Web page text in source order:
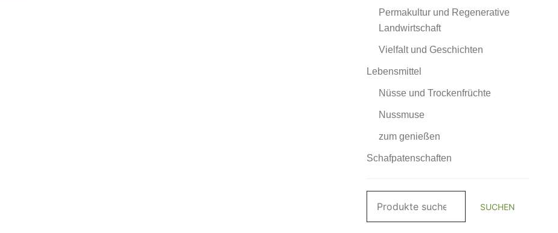
Permakultur und Regenerative
Landwirtschaft
Vielfalt und Geschichten
Lebensmittel
Nüsse und Trockenfrüchte
Nussmuse
zum genießen
Schafpatenschaften
nach:
SUCHEN